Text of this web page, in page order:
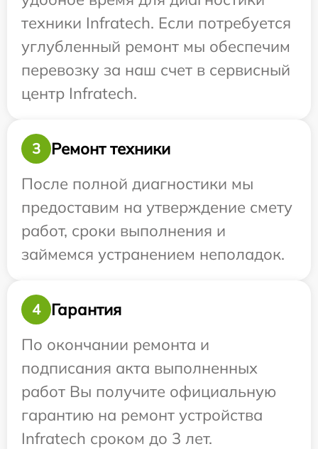
техники Infratech. Если потребуется
углубленный ремонт мы обеспечим
перевозку за наш счет в сервисный
центр Infratech.
3
Ремонт техники
После полной диагностики мы
предоставим на утверждение смету
работ, сроки выполнения и
займемся устранением неполадок.
4
Гарантия
По окончании ремонта и
подписания акта выполненных
работ Вы получите официальную
гарантию на ремонт устройства
Infratech сроком до 3 лет.